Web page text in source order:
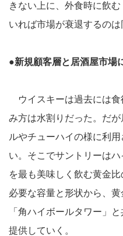
きない上に、外食時に飲
いれば市場が衰退するのは
●新規顧客層と居酒屋市場
ウイスキーは過去には食
み方は水割りだった。だ
ルやチューハイの様に利
い。そこでサントリーは
を最も美味しく飲む黄金
必要な容量と形状から、
「角ハイボールタワー」
提供していく。